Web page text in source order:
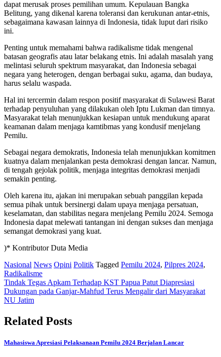
dapat merusak proses pemilihan umum. Kepulauan Bangka
Belitung, yang dikenal karena toleransi dan kerukunan antar-etnis,
sebagaimana kawasan lainnya di Indonesia, tidak luput dari risiko
ini.
Penting untuk memahami bahwa radikalisme tidak mengenal
batasan geografis atau latar belakang etnis. Ini adalah masalah yang
melintasi seluruh spektrum masyarakat, dan Indonesia sebagai
negara yang heterogen, dengan berbagai suku, agama, dan budaya,
harus selalu waspada.
Hal ini tercermin dalam respon positif masyarakat di Sulawesi Barat
terhadap penyuluhan yang dilakukan oleh Iptu Lukman dan timnya.
Masyarakat telah menunjukkan kesiapan untuk mendukung aparat
keamanan dalam menjaga kamtibmas yang kondusif menjelang
Pemilu.
Sebagai negara demokratis, Indonesia telah menunjukkan komitmen
kuatnya dalam menjalankan pesta demokrasi dengan lancar. Namun,
di tengah gejolak politik, menjaga integritas demokrasi menjadi
semakin penting.
Oleh karena itu, ajakan ini merupakan sebuah panggilan kepada
semua pihak untuk bersinergi dalam upaya menjaga persatuan,
keselamatan, dan stabilitas negara menjelang Pemilu 2024. Semoga
Indonesia dapat melewati tantangan ini dengan sukses dan menjaga
semangat demokrasi yang kuat.
)* Kontributor Duta Media
Nasional News Opini Politik Tagged Pemilu 2024, Pilpres 2024,
Radikalisme
Post
navigation
Tindak Tegas Apkam Terhadap KST Papua Patut Diapresiasi
Dukungan pada Ganjar-Mahfud Terus Mengalir dari Masyarakat
NU Jatim
Related Posts
Mahasiswa Apresiasi Pelaksanaan Pemilu 2024 Berjalan Lancar